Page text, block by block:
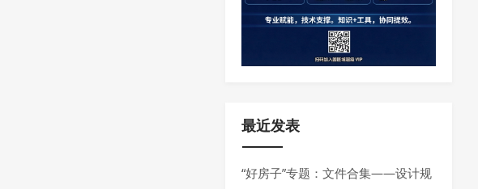
最近发表
“好房子”专题：文件合集——设计规